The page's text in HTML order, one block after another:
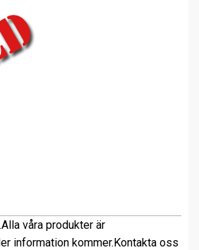
Alla våra produkter är
information kommer.Kontakta oss